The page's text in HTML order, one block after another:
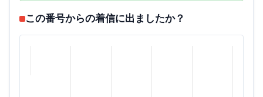
この番号からの着信に出ましたか？